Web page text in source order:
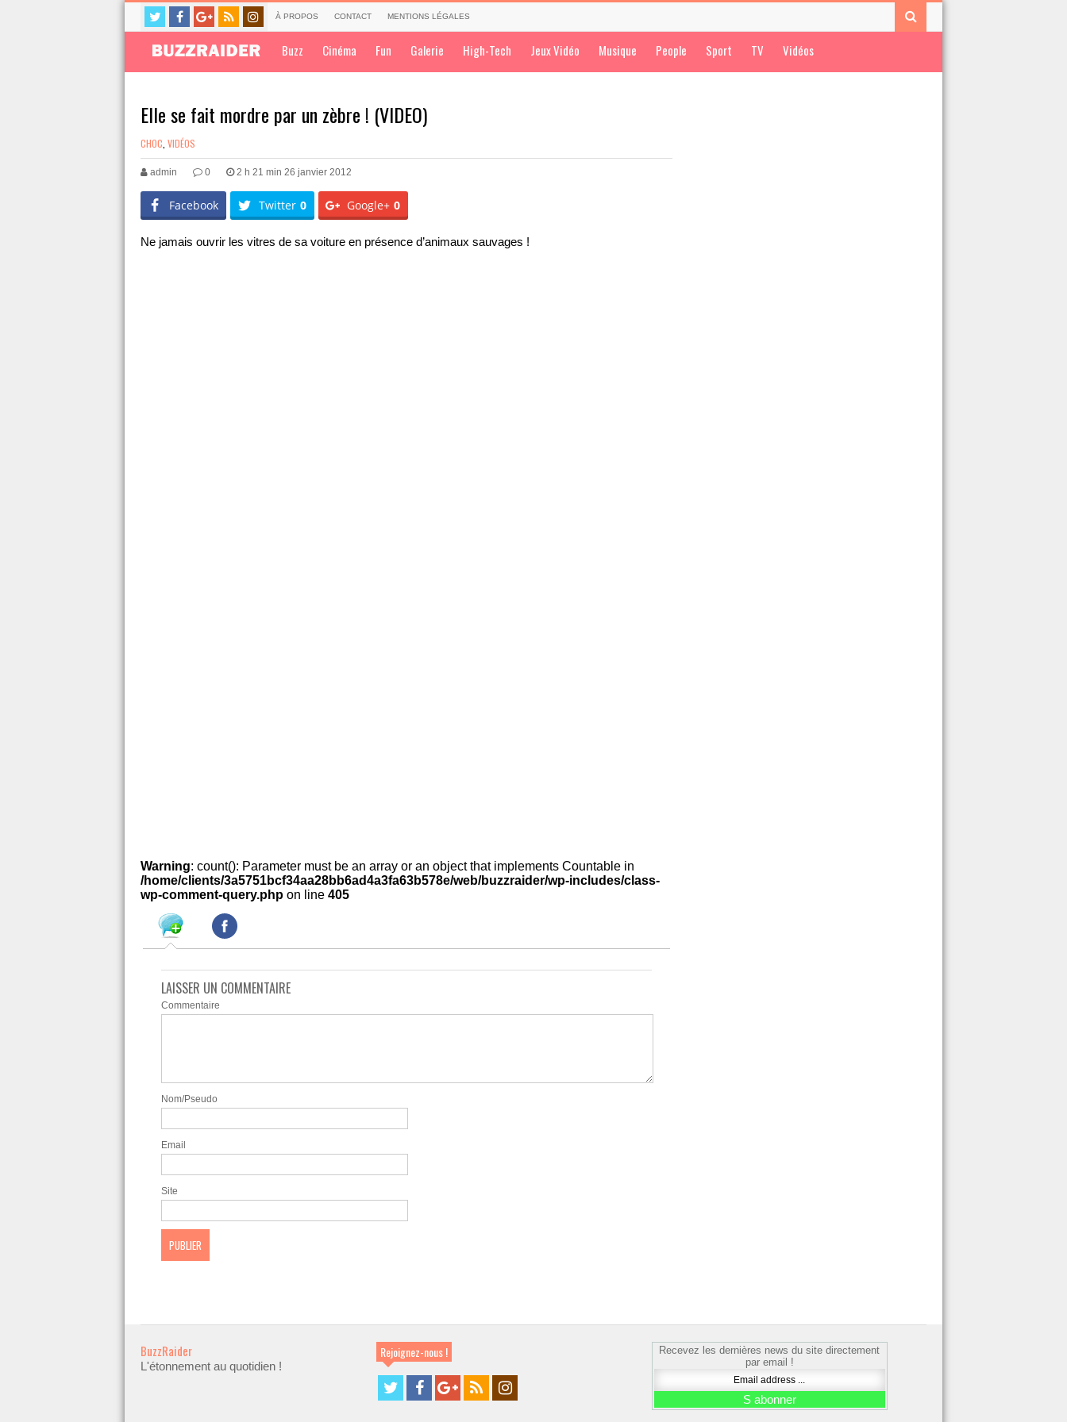
À PROPOS CONTACT MENTIONS LÉGALES
Buzz Cinéma Fun Galerie High-Tech Jeux Vidéo Musique People Sport TV Vidéos
Elle se fait mordre par un zèbre ! (VIDEO)
CHOC VIDÉOS
admin 0 2 h 21 min 26 janvier 2012
Facebook Twitter 0 Google+ 0
Ne jamais ouvrir les vitres de sa voiture en présence d’animaux sauvages !
Warning: count(): Parameter must be an array or an object that implements Countable in
/home/clients/3a5751bcf34aa28bb6ad4a3fa63b578e/web/buzzraider/wp-includes/class-
wp-comment-query.php on line 405
LAISSER UN COMMENTAIRE
Commentaire
Nom/Pseudo
Email
Site
BuzzRaider
L'étonnement au quotidien !
Rejoignez-nous !
Recevez les dernières news du site directement
par email !